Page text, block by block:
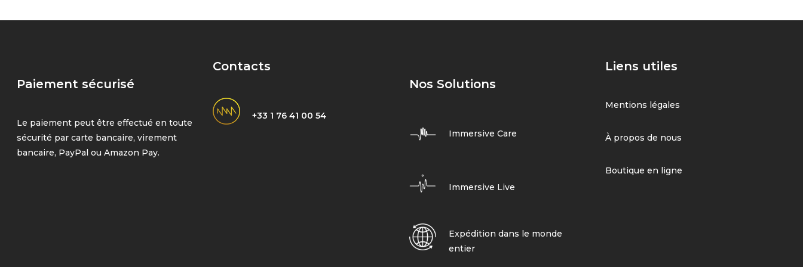
Paiement sécurisé
Le paiement peut être effectué en toute
sécurité par carte bancaire, virement
bancaire, PayPal ou Amazon Pay.
Contacts
+33 1 76 41 00 54
Nos Solutions
Immersive Care
Immersive Live
Expédition dans le monde
entier
Liens utiles
Mentions légales
À propos de nous
Boutique en ligne